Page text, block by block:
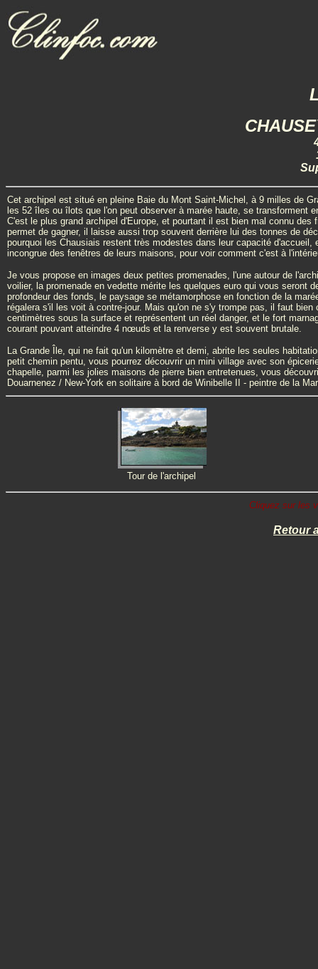
Cet archipel est situé en pleine Baie du Mont Saint-Michel, à 9 milles de
les 52 îles ou îlots que l'on peut observer à marée haute, se transforment
C'est le plus grand archipel d'Europe, et pourtant il est bien mal connu
permet de gagner, il laisse aussi trop souvent derrière lui des tonnes de
pourquoi les Chausiais restent très modestes dans leur capacité
incongrue des fenêtres de leurs maisons, pour voir comment c'est à
Je vous propose en images deux petites promenades, l'une autour de
voilier, la promenade en vedette mérite les quelques euro qui vous seront
profondeur des fonds, le paysage se métamorphose en fonction de la
régalera s'il les voit à contre-jour. Mais qu'on ne s'y trompe pas, il faut
centimètres sous la surface et représentent un réel danger, et le fort
courant pouvant atteindre 4 nœuds et la renverse y est souvent brutale.
La Grande Île, qui ne fait qu'un kilomètre et demi, abrite les seules
petit chemin pentu, vous pourrez découvrir un mini village avec son
chapelle, parmi les jolies maisons de pierre bien entretenues, vous
Douarnenez / New-York en solitaire à bord de Winibelle II - peintre de la
Tour de l'archipel
Cliquez sur les
Retour